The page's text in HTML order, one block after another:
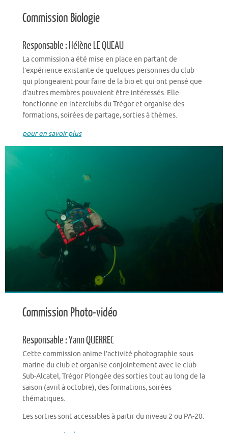
Commission Biologie
Responsable : Hélène LE QUEAU
La commission a été mise en place en partant de
l’expérience existante de quelques personnes du club
qui plongeaient pour faire de la bio et qui ont pensé que
d’autres membres pouvaient être intéressés. Elle
fonctionne en interclubs du Trégor et organise des
formations, soirées de partage, sorties à thèmes.
pour en savoir plus
Commission Photo-vidéo
Responsable : Yann QUERREC
Cette commission anime l’activité photographie sous
marine du club et organise conjointement avec le club
Sub-Alcatel, Trégor Plongée des sorties tout au long de la
saison (avril à octobre), des formations, soirées
thématiques.
Les sorties sont accessibles à partir du niveau 2 ou PA-20.